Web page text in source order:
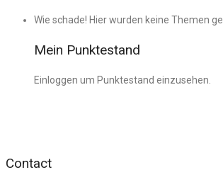
Wie schade! Hier wurden keine Themen
Mein Punktestand
Einloggen um Punktestand einzusehen.
Contact